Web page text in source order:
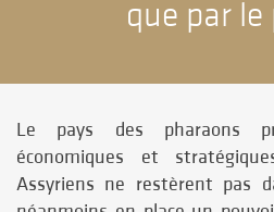
que par le
Le pays des pharaons
économiques et
Assyriens ne restèrent pas